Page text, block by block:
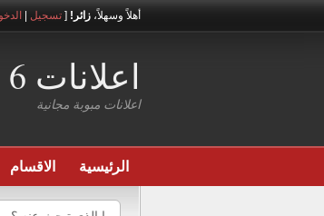
أهلاً وسهلاً، زائر! [ تسجيل
اعلانات 6 اكتوبر
اعلانات مبوبة مجانية
الرئيسية الاقسام